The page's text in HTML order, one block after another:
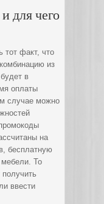
для чего
тот факт, что
из
в
оплаты
случае можно
на
бесплатную
мебели. То
ввести